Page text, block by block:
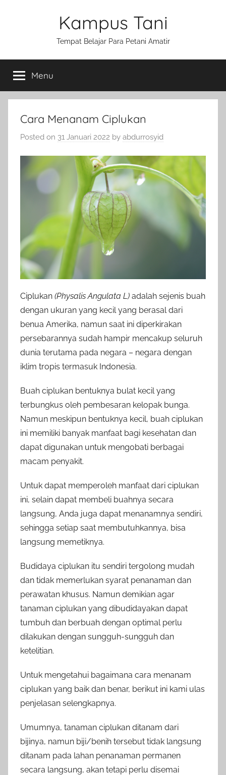
Kampus Tani
Tempat Belajar Para Petani Amatir
Menu
Cara Menanam Ciplukan
Posted on 31 Januari 2022 by abdurrosyid
Ciplukan (Physalis Angulata L) adalah sejenis buah
dengan ukuran yang kecil yang berasal dari
benua Amerika, namun saat ini diperkirakan
persebarannya sudah hampir mencakup seluruh
dunia terutama pada negara – negara dengan
iklim tropis termasuk Indonesia.
Buah ciplukan bentuknya bulat kecil yang
terbungkus oleh pembesaran kelopak bunga.
Namun meskipun bentuknya kecil, buah ciplukan
ini memiliki banyak manfaat bagi kesehatan dan
dapat digunakan untuk mengobati berbagai
macam penyakit.
Untuk dapat memperoleh manfaat dari ciplukan
ini, selain dapat membeli buahnya secara
langsung, Anda juga dapat menanamnya sendiri,
sehingga setiap saat membutuhkannya, bisa
langsung memetiknya.
Budidaya ciplukan itu sendiri tergolong mudah
dan tidak memerlukan syarat penanaman dan
perawatan khusus. Namun demikian agar
tanaman ciplukan yang dibudidayakan dapat
tumbuh dan berbuah dengan optimal perlu
dilakukan dengan sungguh-sungguh dan
ketelitian.
Untuk mengetahui bagaimana cara menanam
ciplukan yang baik dan benar, berikut ini kami ulas
penjelasan selengkapnya.
Umumnya, tanaman ciplukan ditanam dari
bijinya, namun biji/benih tersebut tidak langsung
ditanam pada lahan penanaman permanen
secara langsung, akan tetapi perlu disemai